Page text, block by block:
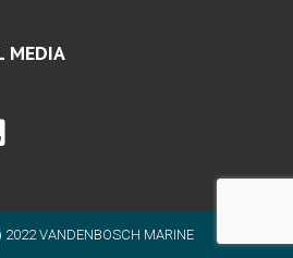
MEDIA
2022 VANDENBOSCH MARINE